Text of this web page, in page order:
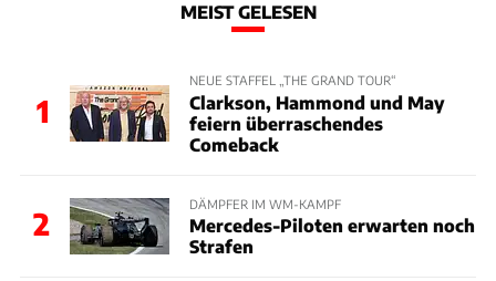
MEIST GELESEN
1
NEUE STAFFEL „THE GRAND TOUR“
Clarkson, Hammond und May
feiern überraschendes
Comeback
2
DÄMPFER IM WM-KAMPF
Mercedes-Piloten erwarten noch
Strafen